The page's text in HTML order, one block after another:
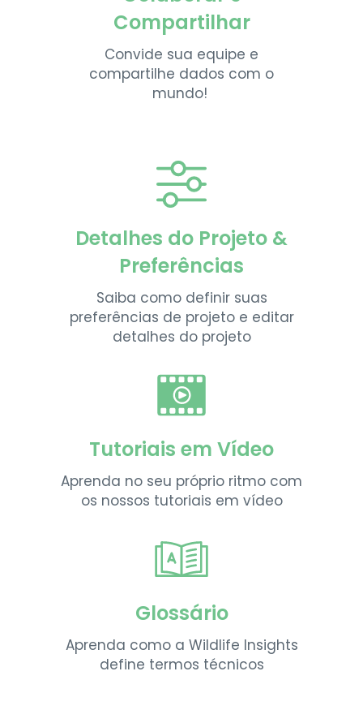
Compartilhar
Convide sua equipe e
compartilhe dados com o
mundo!
Detalhes do Projeto &
Preferências
Saiba como definir suas
preferências de projeto e editar
detalhes do projeto
Tutoriais em Vídeo
Aprenda no seu próprio ritmo com
os nossos tutoriais em vídeo
Glossário
Aprenda como a Wildlife Insights
define termos técnicos